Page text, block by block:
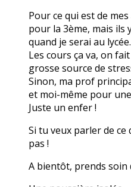
Pour ce qui est de
pour la 3ème, mais ils
quand je serai au
Les cours ça va, on
grosse source de
Sinon, ma prof
et moi-même pour
Juste un enfer !
Si tu veux parler de ce
pas !
A bientôt, prends soin